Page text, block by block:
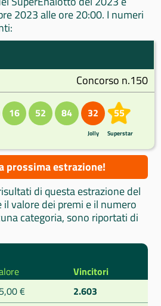
2023 alle ore 20:00. I numeri
Concorso n.150
16 52 84 32
Jolly
55
Superstar
prossima estrazione!
di questa estrazione del
valore dei premi e il numero
categoria, sono riportati di
Vincitori
€
2.603